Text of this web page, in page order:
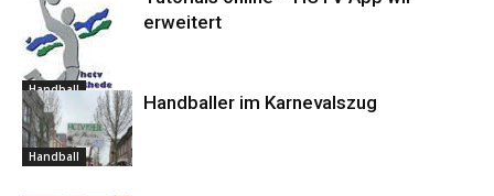
Handball
erweitert
Handball
Handballer im Karnevalszug